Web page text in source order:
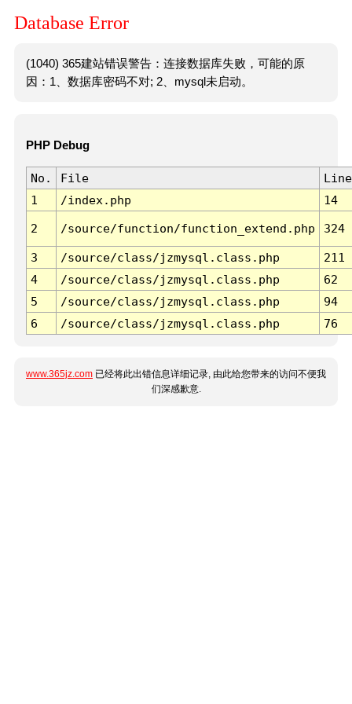
Database Error
(1040) 365建站错误警告：连接数据库失败，可能的原
因：1、数据库密码不对; 2、mysql未启动。
PHP Debug
No. File
Line
1
/index.php 14
2 /source/function/function_extend.php 324
3 /source/class/jzmysql.class.php
211
4
/source/class/jzmysql.class.php
62
5
/source/class/jzmysql.class.php
94
6
/source/class/jzmysql.class.php 76
www.365jz.com 已经将此出错信息详细记录, 由此给您带来的访问不便我
们深感歉意.